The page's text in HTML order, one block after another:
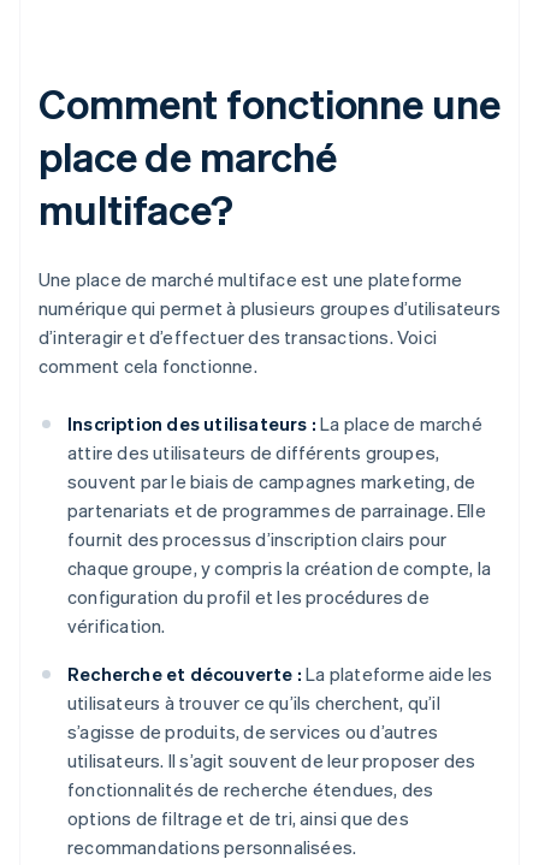
Comment fonctionne une
place de marché
multiface?
Une place de marché multiface est une plateforme
numérique qui permet à plusieurs groupes d’utilisateurs
d’interagir et d’effectuer des transactions. Voici
comment cela fonctionne.
Inscription des utilisateurs : La place de marché
attire des utilisateurs de différents groupes,
souvent par le biais de campagnes marketing, de
partenariats et de programmes de parrainage. Elle
fournit des processus d’inscription clairs pour
chaque groupe, y compris la création de compte, la
configuration du profil et les procédures de
vérification.
Recherche et découverte : La plateforme aide les
utilisateurs à trouver ce qu’ils cherchent, qu’il
s’agisse de produits, de services ou d’autres
utilisateurs. Il s’agit souvent de leur proposer des
fonctionnalités de recherche étendues, des
options de filtrage et de tri, ainsi que des
recommandations personnalisées.